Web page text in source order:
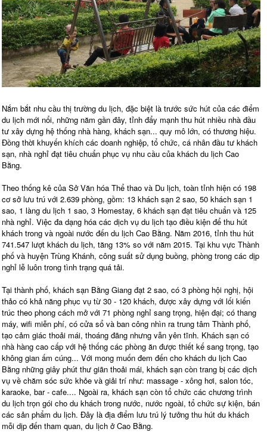
Nắm bắt nhu cầu thị trường du lịch, đặc biệt là trước sức hút của các điểm
du lịch mới nổi, những năm gần đây, tỉnh đẩy mạnh thu hút nhiều nhà đầu
tư xây dựng hệ thống nhà hàng, khách sạn... quy mô lớn, có thương hiệu.
Đồng thời khuyến khích các doanh nghiệp, tổ chức, cá nhân đầu tư khách
sạn, nhà nghỉ đạt tiêu chuẩn phục vụ nhu cầu của khách du lịch Cao
Bằng.
Theo thống kê của Sở Văn hóa Thể thao và Du lịch, toàn tỉnh hiện có 198
cơ sở lưu trú với 2.639 phòng, gồm: 13 khách sạn 2 sao, 50 khách sạn 1
sao, 1 làng du lịch 1 sao, 3 Homestay, 6 khách sạn đạt tiêu chuẩn và 125
nhà nghỉ. Việc đa dạng hóa các dịch vụ du lịch tạo điều kiện để thu hút
khách trong và ngoài nước đến du lịch Cao Bằng. Năm 2016, tỉnh thu hút
741.547 lượt khách du lịch, tăng 13% so với năm 2015. Tại khu vực Thành
phố và huyện Trùng Khánh, công suất sử dụng buồng, phòng trong các dịp
nghỉ lễ luôn trong tình trạng quá tải.
Tại thành phố, khách sạn Bằng Giang đạt 2 sao, có 3 phòng hội nghị, hội
thảo có khả năng phục vụ từ 30 - 120 khách, được xây dựng với lối kiến
trúc theo phong cách mở với 71 phòng nghỉ sang trọng, hiện đại; có thang
máy, wifi miễn phí, có cửa sổ và ban công nhìn ra trung tâm Thành phố,
tạo cảm giác thoải mái, thoáng đãng nhưng vẫn yên tĩnh. Khách sạn có
nhà hàng cao cấp với hệ thống các phòng ăn được thiết kế sang trọng, tạo
không gian ấm cúng... Với mong muốn đem đến cho khách du lịch Cao
Bằng những giây phút thư giãn thoải mái, khách sạn còn trang bị các dịch
vụ về chăm sóc sức khỏe và giải trí như: massage - xông hơi, salon tóc,
karaoke, bar - cafe.... Ngoài ra, khách sạn còn tổ chức các chương trình
du lịch trọn gói cho du khách trong nước, nước ngoài, tổ chức sự kiện, bán
các sản phẩm du lịch. Đây là địa điểm lưu trú lý tưởng thu hút du khách
mỗi dịp đến tham quan, du lịch ở Cao Bằng.